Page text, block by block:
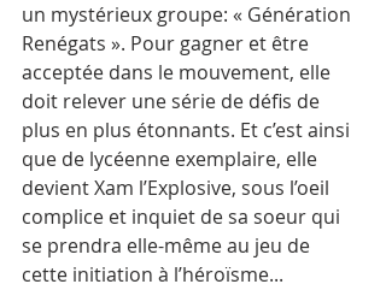
un mystérieux groupe: « Génération
Renégats ». Pour gagner et être
acceptée dans le mouvement, elle
doit relever une série de défis de
plus en plus étonnants. Et c’est ainsi
que de lycéenne exemplaire, elle
devient Xam l’Explosive, sous l’oeil
complice et inquiet de sa soeur qui
se prendra elle-même au jeu de
cette initiation à l’héroïsme...